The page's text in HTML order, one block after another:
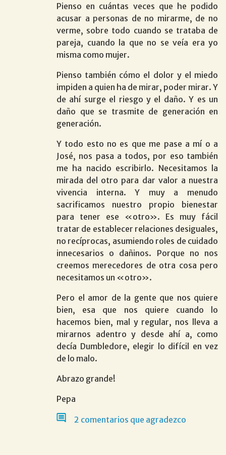
Pienso en cuántas veces que he podido
acusar a personas de no mirarme, de no
verme, sobre todo cuando se trataba de
pareja, cuando la que no se veía era yo
misma como mujer.
Pienso también cómo el dolor y el miedo
impiden a quien ha de mirar, poder mirar. Y
de ahí surge el riesgo y el daño. Y es un
daño que se trasmite de generación en
generación.
Y todo esto no es que me pase a mí o a
José, nos pasa a todos, por eso también
me ha nacido escribirlo. Necesitamos la
mirada del otro para dar valor a nuestra
vivencia interna. Y muy a menudo
sacrificamos nuestro propio bienestar
para tener ese «otro». Es muy fácil
tratar de establecer relaciones desiguales,
no recíprocas, asumiendo roles de cuidado
innecesarios o dañinos. Porque no nos
creemos merecedores de otra cosa pero
necesitamos un «otro».
Pero el amor de la gente que nos quiere
bien, esa que nos quiere cuando lo
hacemos bien, mal y regular, nos lleva a
mirarnos adentro y desde ahí a, como
decía Dumbledore, elegir lo difícil en vez
de lo malo.
Abrazo grande!
Pepa
2 comentarios que agradezco